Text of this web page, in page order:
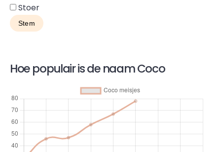
Stoer
Hoe populair is de naam Coco